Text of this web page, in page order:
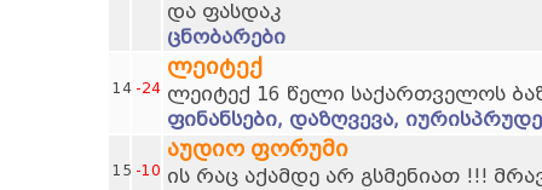
და ფასდაკ
ცნობარები
14 -24
ლეიტექ
ლეიტექ 16 წელი საქართველოს
ფინანსები, დაზღვევა,
15 -10
აუდიო ფორუმი
ის რაც აქამდე არ გსმენიათ !!!